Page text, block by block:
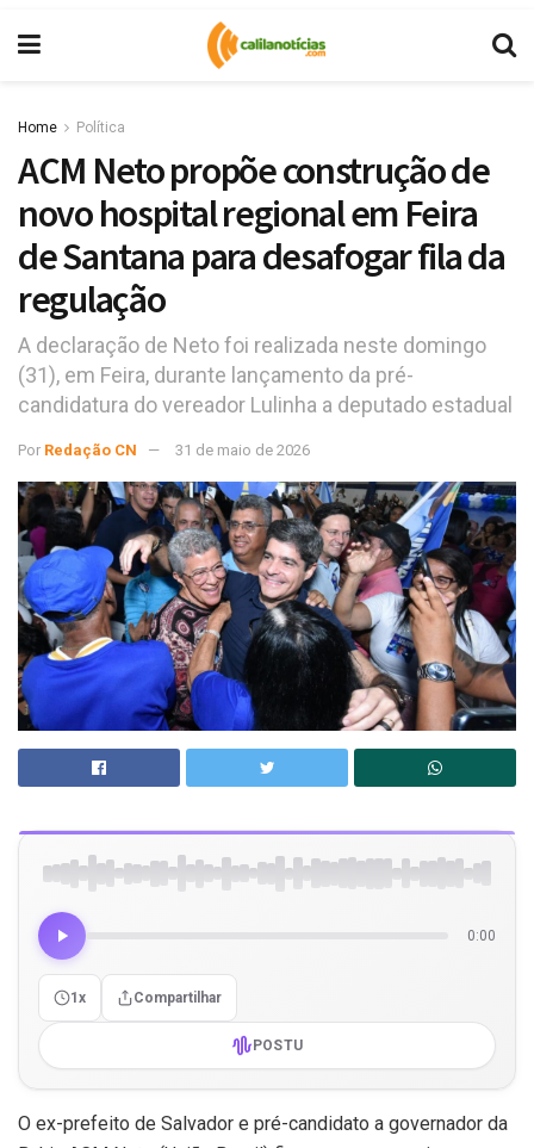
Home Política
ACM Neto propõe construção de
novo hospital regional em Feira
de Santana para desafogar fila da
regulação
A declaração de Neto foi realizada neste domingo
(31), em Feira, durante lançamento da pré-
candidatura do vereador Lulinha a deputado estadual
Por Redação CN 31 de maio de 2026
0:00
1x Compartilhar
POSTU
O ex-prefeito de Salvador e pré-candidato a governador da